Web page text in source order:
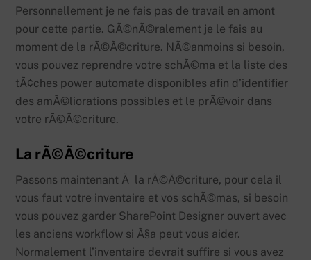
Personnellement je ne fais pas de travail en amont
pour cette partie. GÃ©nÃ©ralement je le fais au
moment de la rÃ©Ã©criture. NÃ©anmoins si besoin,
vous pouvez reprendre votre schÃ©ma et la liste des
tÃ¢ches power automate disponibles afin d’identifier
des amÃ©liorations possibles et le prÃ©voir dans
votre rÃ©Ã©criture.
La rÃ©Ã©criture
Passons maintenant Ã la rÃ©Ã©criture, pour cela il
vous faut votre inventaire et vos schÃ©mas, si besoin
vous pouvez garder SharePoint Designer ouvert avec
les anciens workflow si Ã§a peut vous aider.
Normalement l’inventaire devrait suffire si vous avez